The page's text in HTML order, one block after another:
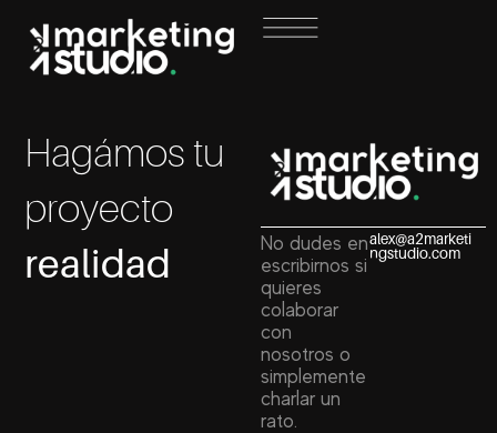
contenido
Hagámos tu
proyecto
realidad
No dudes en
escribirnos si
quieres
colaborar
con
nosotros o
simplemente
charlar un
rato.
alex@a2marketi
ngstudio.com